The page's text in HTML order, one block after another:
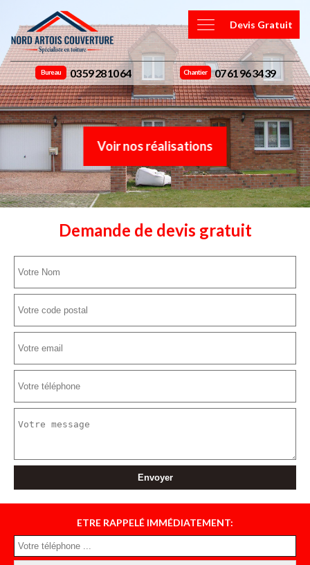
Devis Gratuit
Bureau 03 59 28 10 64 Chantier 07 61 96 34 39
Voir nos réalisations
Demande de devis gratuit
ETRE RAPPELÉ IMMÉDIATEMENT: